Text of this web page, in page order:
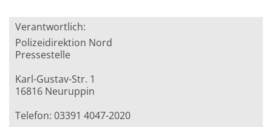
Verantwortlich:
Polizeidirektion Nord
Pressestelle
Karl-Gustav-Str. 1
16816 Neuruppin
Telefon: 03391 4047-2020